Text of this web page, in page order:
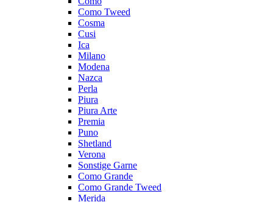
Como Tweed
Cosma
Cusi
Ica
Milano
Modena
Nazca
Perla
Piura
Piura Arte
Premia
Puno
Shetland
Verona
Sonstige Garne
Como Grande
Como Grande Tweed
Merida